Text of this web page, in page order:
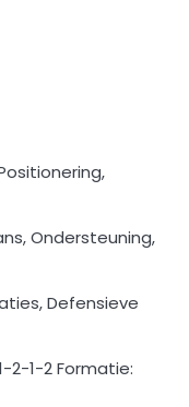
Ondersteuning,
Defensieve
1-2 Formatie: